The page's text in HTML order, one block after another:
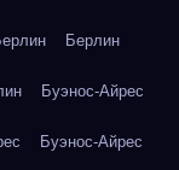
Берлин
Буэнос-Айрес
Буэнос-Айрес